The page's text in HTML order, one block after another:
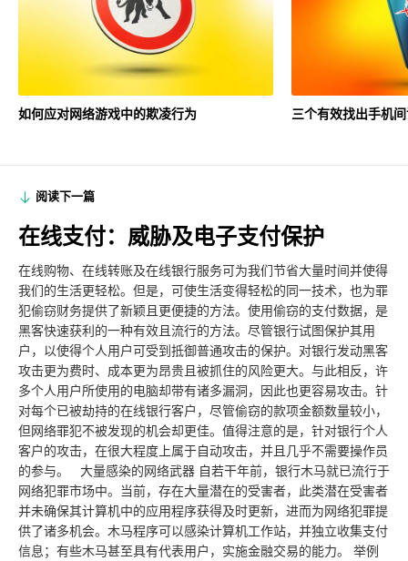
如何应对网络游戏中的欺凌行为 三个有效找出手机
阅读下一篇
在线支付：威胁及电子支付保护
在线购物、在线转账及在线银行服务可为我们节省大量时间并使得
我们的生活更轻松。但是，可使生活变得轻松的同一技术，也为罪
犯偷窃财务提供了新颖且更便捷的方法。使用偷窃的支付数据，是
黑客快速获利的一种有效且流行的方法。尽管银行试图保护其用
户，以使得个人用户可受到抵御普通攻击的保护。对银行发动黑客
攻击更为费时、成本更为昂贵且被抓住的风险更大。与此相反，许
多个人用户所使用的电脑却带有诸多漏洞，因此也更容易攻击。针
对每个已被劫持的在线银行客户，尽管偷窃的款项金额数量较小，
但网络罪犯不被发现的机会却更佳。值得注意的是，针对银行个人
客户的攻击，在很大程度上属于自动攻击，并且几乎不需要操作员
的参与。 大量感染的网络武器 自若干年前，银行木马就已流行于
网络犯罪市场中。当前，存在大量潜在的受害者，此类潜在受害者
并未确保其计算机中的应用程序获得及时更新，进而为网络犯罪提
供了诸多机会。木马程序可以感染计算机工作站，并独立收集支付
信息；有些木马甚至具有代表用户，实施金融交易的能力。 举例